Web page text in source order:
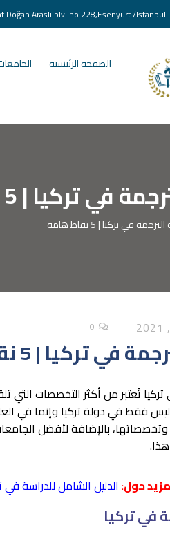
الصفحة الرئيسية
في تركيا | 5 نقاط هامة
في تركيا | 5 نقاط هامة
0
في تركيا | 5 نقاط هامة
تُعتبر من أكثر التخصصات
ليس فقط في دولة تركيا وإنما في
وتخصصاتها، بالإضافة لأفضل
حول:الدليل الشامل للدراسة في
في تركيا